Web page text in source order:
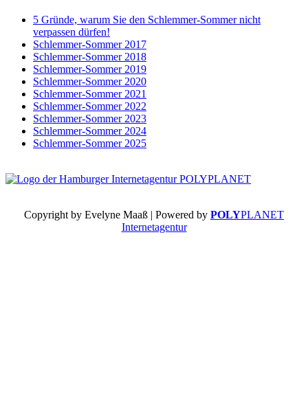
5 Gründe, warum Sie den Schlemmer-Sommer nicht
verpassen dürfen!
Schlemmer-Sommer 2017
Schlemmer-Sommer 2018
Schlemmer-Sommer 2019
Schlemmer-Sommer 2020
Schlemmer-Sommer 2021
Schlemmer-Sommer 2022
Schlemmer-Sommer 2023
Schlemmer-Sommer 2024
Schlemmer-Sommer 2025
Copyright by Evelyne Maaß | Powered by POLYPLANET
Internetagentur